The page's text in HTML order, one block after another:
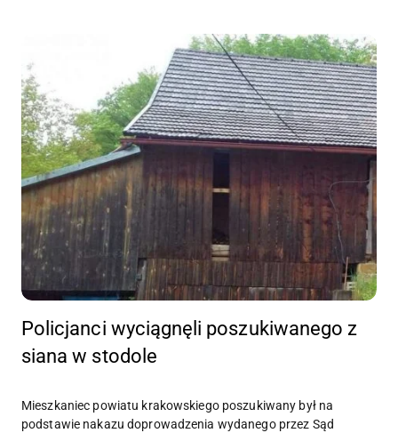
Policjanci wyciągnęli poszukiwanego z
siana w stodole
Mieszkaniec powiatu krakowskiego poszukiwany był na
podstawie nakazu doprowadzenia wydanego przez Sąd